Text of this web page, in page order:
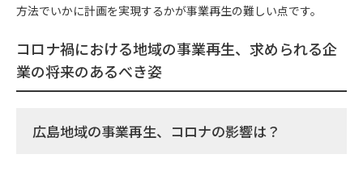
方法でいかに計画を実現するかが事業再生の難しい点です。
コロナ禍における地域の事業再生、求められる企
業の将来のあるべき姿
広島地域の事業再生、コロナの影響は？